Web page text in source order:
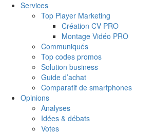
Services
Top Player Marketing
Création CV PRO
Montage Vidéo PRO
Communiqués
Top codes promos
Solution business
Guide d’achat
Comparatif de smartphones
Opinions
Analyses
Idées & débats
Votes